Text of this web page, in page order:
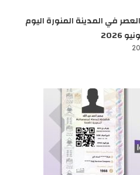
في المدينة المنورة اليوم